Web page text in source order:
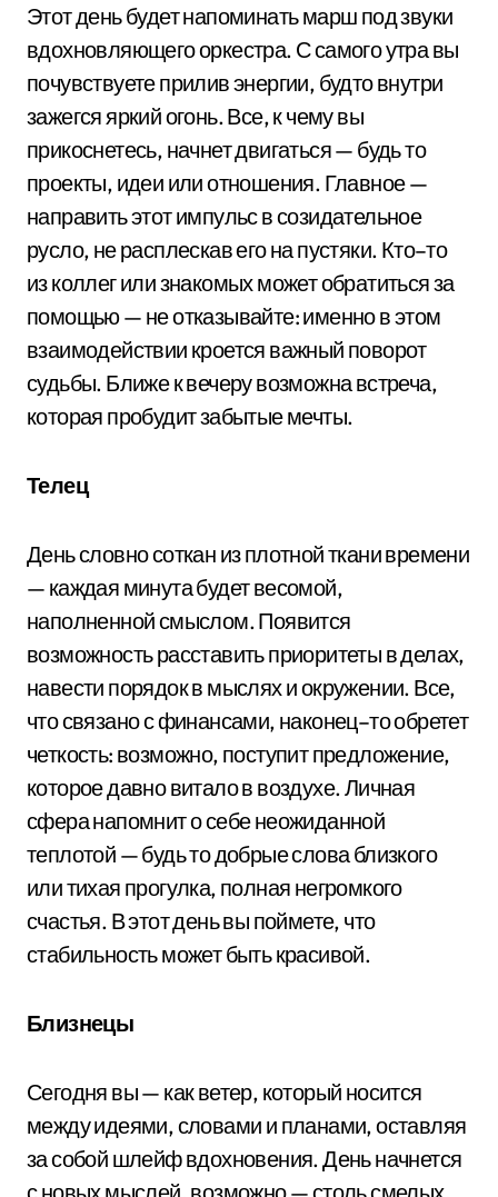
Этот день будет напоминать марш под звуки
вдохновляющего оркестра. С самого утра вы
почувствуете прилив энергии, будто внутри
зажегся яркий огонь. Все, к чему вы
прикоснетесь, начнет двигаться — будь то
проекты, идеи или отношения. Главное —
направить этот импульс в созидательное
русло, не расплескав его на пустяки. Кто–то
из коллег или знакомых может обратиться за
помощью — не отказывайте: именно в этом
взаимодействии кроется важный поворот
судьбы. Ближе к вечеру возможна встреча,
которая пробудит забытые мечты.
Телец
День словно соткан из плотной ткани времени
— каждая минута будет весомой,
наполненной смыслом. Появится
возможность расставить приоритеты в делах,
навести порядок в мыслях и окружении. Все,
что связано с финансами, наконец–то обретет
четкость: возможно, поступит предложение,
которое давно витало в воздухе. Личная
сфера напомнит о себе неожиданной
теплотой — будь то добрые слова близкого
или тихая прогулка, полная негромкого
счастья. В этот день вы поймете, что
стабильность может быть красивой.
Близнецы
Сегодня вы — как ветер, который носится
между идеями, словами и планами, оставляя
за собой шлейф вдохновения. День начнется